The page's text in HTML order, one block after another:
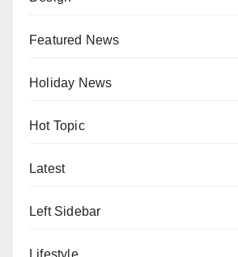
Featured News
Holiday News
Hot Topic
Latest
Left Sidebar
Lifestyle